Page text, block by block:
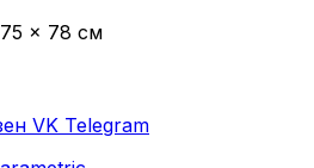
× 78 см
VK Telegram